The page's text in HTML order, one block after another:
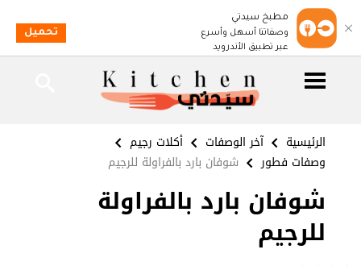
الرئيسية آخر الوصفات
أكلات رجيم
وصفات فطور
شوفان بارد بالفراولة للرجيم
شوفان بارد بالفراولة
للرجيم
مطبخ سيدتي
وصفاتنا أسهل وأسرع
عبر تطبيق الأندرويد
تحميل